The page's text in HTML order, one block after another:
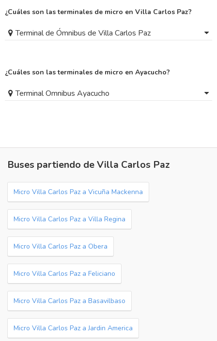
¿Cuáles son las terminales de micro en Villa Carlos Paz?
Terminal de Ómnibus de Villa Carlos Paz
¿Cuáles son las terminales de micro en Ayacucho?
Terminal Omnibus Ayacucho
Buses partiendo de Villa Carlos Paz
Micro Villa Carlos Paz a Vicuña Mackenna
Micro Villa Carlos Paz a Villa Regina
Micro Villa Carlos Paz a Obera
Micro Villa Carlos Paz a Feliciano
Micro Villa Carlos Paz a Basavilbaso
Micro Villa Carlos Paz a Jardin America